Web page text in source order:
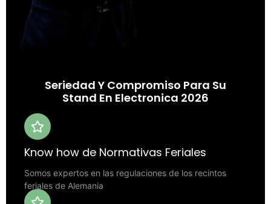
Seriedad Y Compromiso Para Su
Stand En Electronica 2026
Know how de Normativas Feriales
Somos expertos en las regulaciones de los recintos
feriales de Alemania